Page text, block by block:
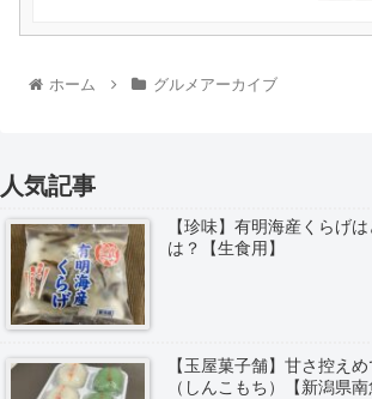
ホーム グルメアーカイブ
人気記事
【珍味】有明海産くらげ
は？【生食用】
【玉屋菓子舗】甘さ控え
（しんこもち）【新潟県南